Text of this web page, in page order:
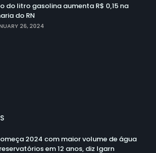
do litro gasolina aumenta R$ 0,15 na
do RN
26, 2024
2024 com maior volume de água
em 12 anos, diz Igarn